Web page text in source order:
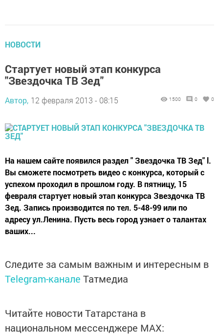
НОВОСТИ
Стартует новый этап конкурса
"Звездочка ТВ Зед"
Автор, 12 февраля 2013 - 08:15 1500 0 0
На нашем сайте появился раздел " Звездочка ТВ Зед" l.
Вы сможете посмотреть видео с конкурса, который с
успехом проходил в прошлом году. В пятницу, 15
февраля стартует новый этап конкурса Звездочка ТВ
Зед. Запись производится по тел. 5-48-99 или по
адресу ул.Ленина. Пусть весь город узнает о талантах
ваших...
Следите за самым важным и интересным в
Telegram-канале Татмедиа
Читайте новости Татарстана в
национальном мессенджере MАХ: